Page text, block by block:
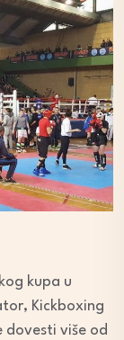
kupa u
Kickboxing
dovesti više od